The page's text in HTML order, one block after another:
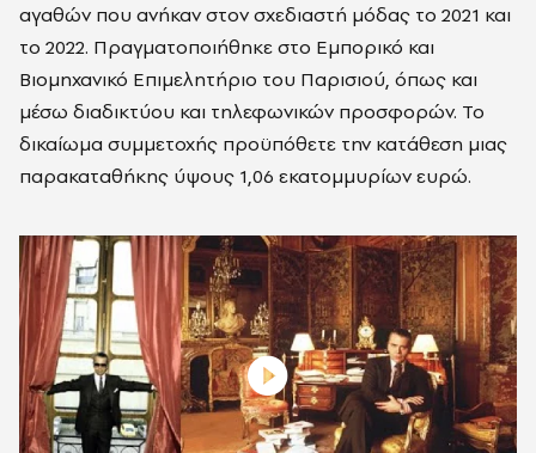
αγαθών που ανήκαν στον σχεδιαστή μόδας το 2021 και
το 2022. Πραγματοποιήθηκε στο Εμπορικό και
Βιομηχανικό Επιμελητήριο του Παρισιού, όπως και
μέσω διαδικτύου και τηλεφωνικών προσφορών. Το
δικαίωμα συμμετοχής προϋπόθετε την κατάθεση μιας
παρακαταθήκης ύψους 1,06 εκατομμυρίων ευρώ.